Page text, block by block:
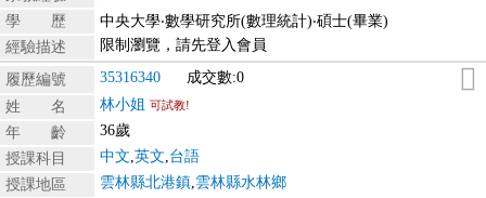
學 歷
中央大學‧數學研究所(數理統計)‧碩士(畢業)
經驗描述
限制瀏覽，請先登入會員
履歷編號 35316340
成交數:0
姓 名
林小姐 可試教!
年 齡
36歲
授課科目
中文 英文 台語
授課地區
雲林縣北港鎮 雲林縣水林鄉